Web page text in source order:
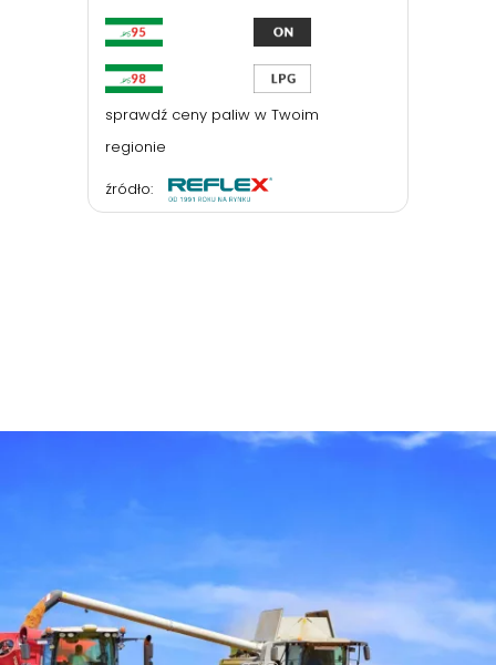
sprawdź ceny paliw w Twoim
regionie
źródło: